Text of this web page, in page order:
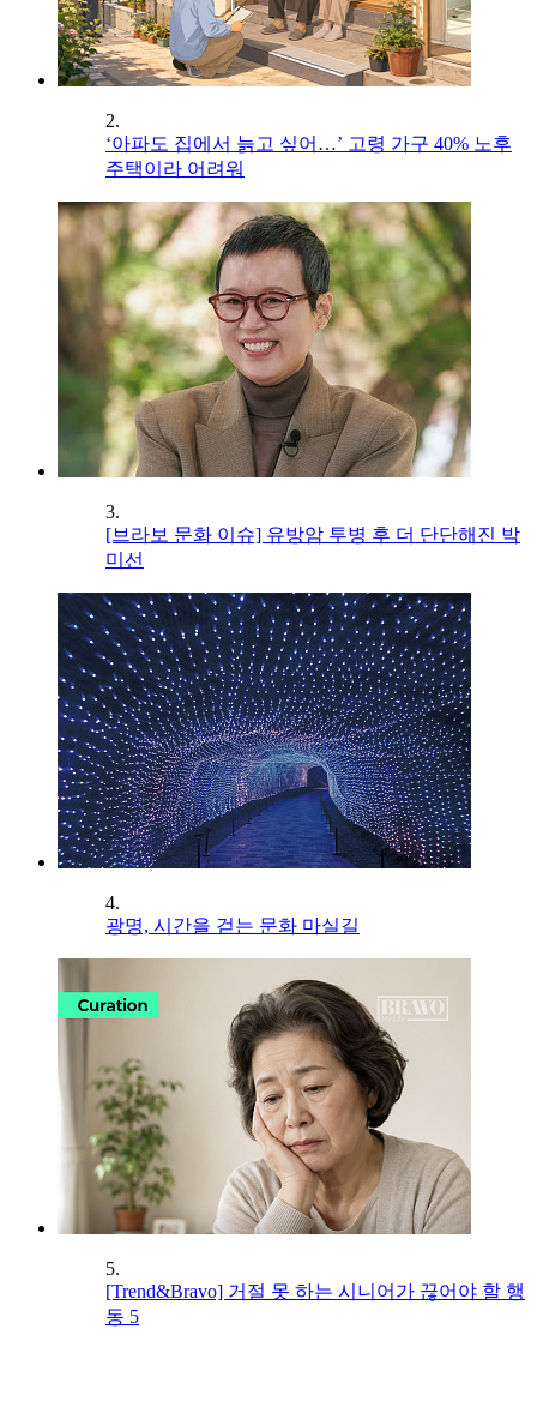
2.
‘아파도 집에서 늙고 싶어…’ 고령 가구 40% 노후
주택이라 어려워
3.
[브라보 문화 이슈] 유방암 투병 후 더 단단해진 박
미선
4.
광명, 시간을 걷는 문화 마실길
5.
[Trend&Bravo] 거절 못 하는 시니어가 끊어야 할 행
동 5